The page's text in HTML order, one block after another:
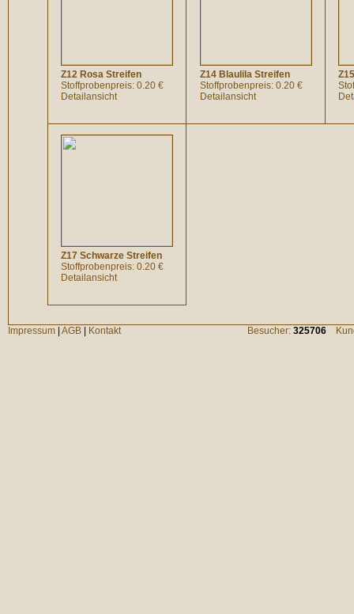
Z12 Rosa Streifen
Stoffprobenpreis: 0.20 €
Detailansicht
Z14 Blaulila Streifen
Stoffprobenpreis: 0.20 €
Detailansicht
Z17 Schwarze Streifen
Stoffprobenpreis: 0.20 €
Detailansicht
Impressum AGB Kontakt Besucher: 325706